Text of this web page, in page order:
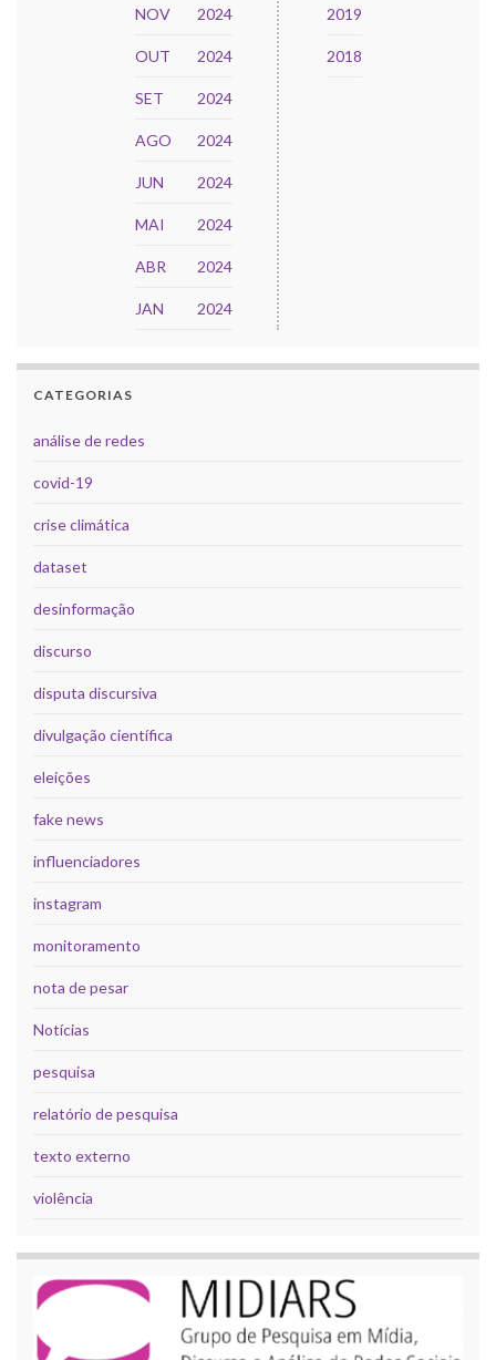
NOV 2024
OUT 2024
SET 2024
AGO 2024
JUN 2024
MAI 2024
ABR 2024
JAN 2024
2019
2018
CATEGORIAS
análise de redes
covid-19
crise climática
dataset
desinformação
discurso
disputa discursiva
divulgação científica
eleições
fake news
influenciadores
instagram
monitoramento
nota de pesar
Notícias
pesquisa
relatório de pesquisa
texto externo
violência